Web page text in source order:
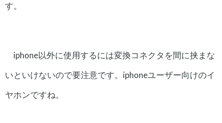
す。
iphone以外に使用するには変換コネクタを間に挟まな
いといけないので要注意です。iphoneユーザー向けのイ
ヤホンですね。